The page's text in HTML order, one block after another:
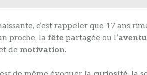
c’est rappeler que 17 ans
proche, la fête partagée ou l’
de motivation.